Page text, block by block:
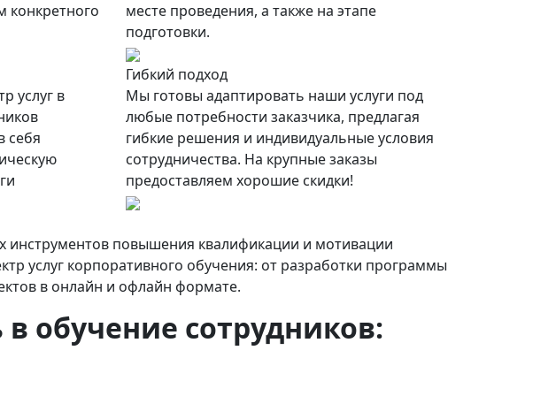
конкретного
услуг в
себя
месте проведения, а также на этапе
подготовки.
Гибкий подход
Мы готовы адаптировать наши услуги под
любые потребности заказчика, предлагая
гибкие решения и индивидуальные условия
сотрудничества. На крупные заказы
предоставляем хорошие скидки!
инструментов повышения квалификации и мотивации
услуг корпоративного обучения: от разработки программы
в онлайн и офлайн формате.
обучение сотрудников: